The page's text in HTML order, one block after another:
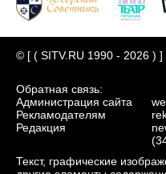
© [ ( SITV.RU 1990 - 2026 ) ]
Обратная связь:
Администрация сайта
Рекламодателям
Редакция
Текст, графические